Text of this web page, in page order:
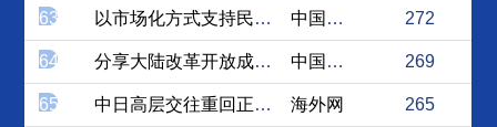
63 以市场化方式支持民企债券融... 中国经济网 272
64 分享大陆改革开放成果 拉近... 中国台湾网 269
65 中日高层交往重回正轨给世界... 海外网 265